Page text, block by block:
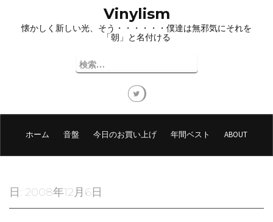
プ
Vinylism
懐かしく新しい光、そう・・・・・・僕達は無邪気にそれを
「朝」と名付ける
検
索:
ホーム 音盤 今日のお買い上げ 年間ベスト ABOUT
日: 2008年12月6日